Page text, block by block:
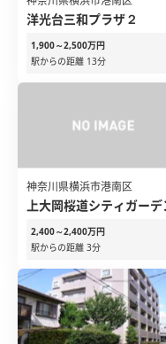
洋光台三和プラザ２
1,900～2,500万円
駅からの距離 13分
神奈川県横浜市港南区
上大岡桜道シティガーデ
2,400～2,400万円
駅からの距離 3分